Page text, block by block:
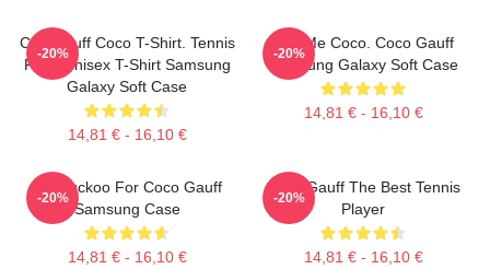
Cori Gauff Coco T-Shirt. Tennis
Fans Unisex T-Shirt Samsung
Galaxy Soft Case
14,81 € - 16,10 €
-20%
Call Me Coco. Coco Gauff
Samsung Galaxy Soft Case
14,81 € - 16,10 €
-20%
I'm Cuckoo For Coco Gauff
Samsung Case
14,81 € - 16,10 €
-20%
Coco Gauff The Best Tennis
Player
14,81 € - 16,10 €
-20%